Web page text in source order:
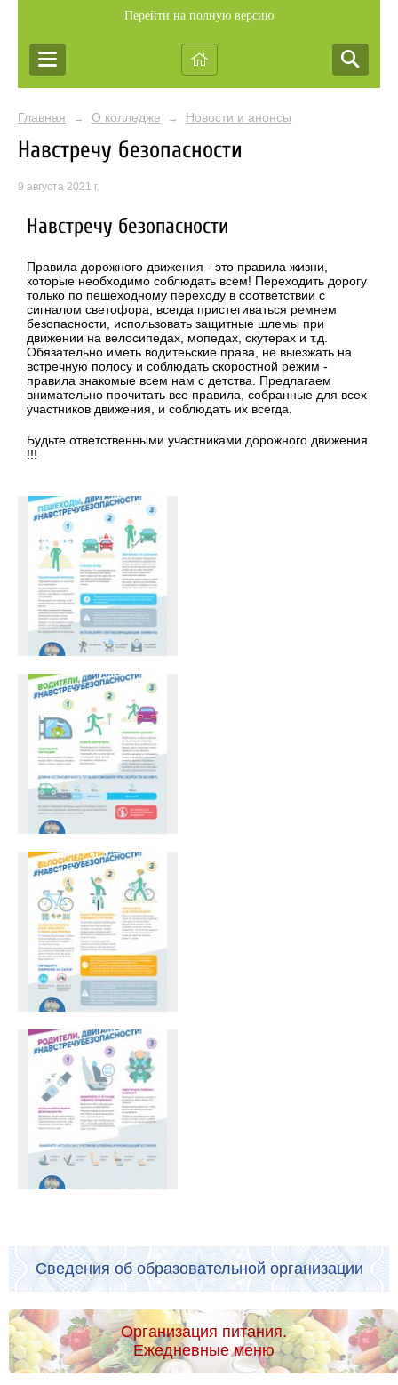
Перейти на полную версию
Главная → О колледже → Новости и анонсы
Навстречу безопасности
9 августа 2021 г.
Навстречу безопасности
Правила дорожного движения - это правила жизни,
которые необходимо соблюдать всем! Переходить дорогу
только по пешеходному переходу в соответствии с
сигналом светофора, всегда пристегиваться ремнем
безопасности, использовать защитные шлемы при
движении на велосипедах, мопедах, скутерах и т.д.
Обязательно иметь водитеьские права, не выезжать на
встречную полосу и соблюдать скоростной режим -
правила знакомые всем нам с детства. Предлагаем
внимательно прочитать все правила, собранные для всех
участников движения, и соблюдать их всегда.
Будьте ответственными участниками дорожного движения
!!!
Сведения об образовательной организации
Организация питания.
Ежедневные меню